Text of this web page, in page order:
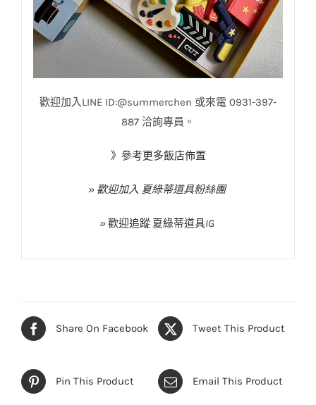
歡迎加入LINE ID:@summerchen 或來電 0931-397-
887 洽詢專員。
》參考更多飯店佈置
» 歡迎加入 夏綠蒂道具粉絲團
»歡迎追蹤 夏綠蒂道具IG
Share On Facebook Tweet This Product
Pin This Product Email This Product